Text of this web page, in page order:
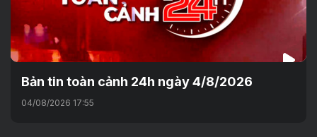
Bản tin toàn cảnh 24h ngày 4/8/2026
04/08/2026 17:55